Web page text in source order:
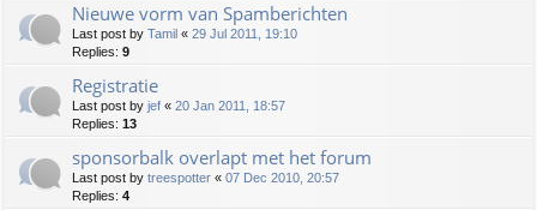
Nieuwe vorm van Spamberichten
Last post by Tamil « 29 Jul 2011, 19:10
Replies: 9
Registratie
Last post by jef « 20 Jan 2011, 18:57
Replies: 13
sponsorbalk overlapt met het forum
Last post by treespotter « 07 Dec 2010, 20:57
Replies: 4